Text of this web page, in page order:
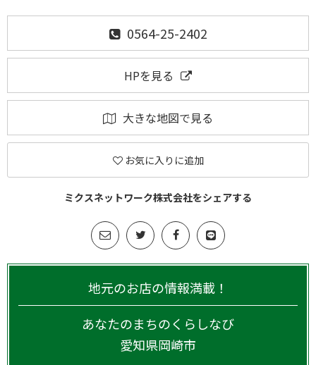
0564-25-2402
HPを見る
大きな地図で見る
お気に入りに追加
ミクスネットワーク株式会社をシェアする
地元のお店の情報満載！
あなたのまちのくらしなび
愛知県岡崎市